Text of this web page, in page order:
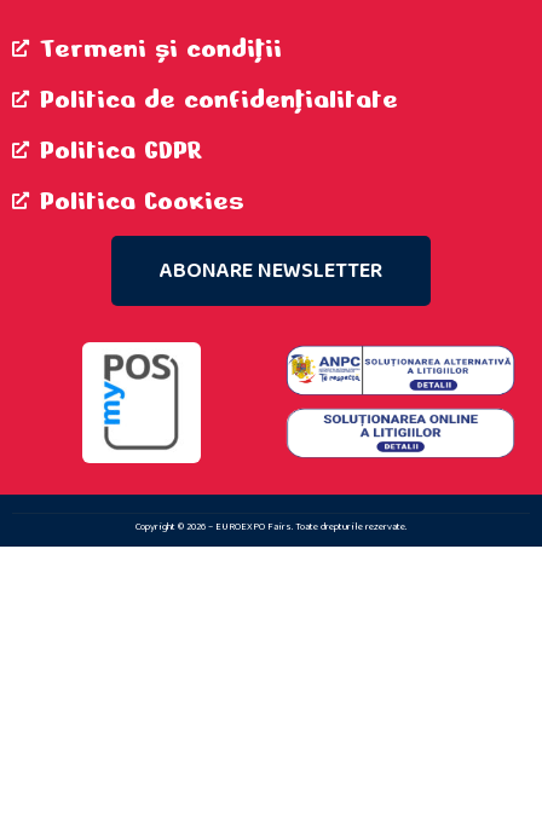
Termeni şi condiţii
Politica de confidenţialitate
Politica GDPR
Politica Cookies
ABONARE NEWSLETTER
Copyright © 2026 – EUROEXPO Fairs. Toate drepturile rezervate.